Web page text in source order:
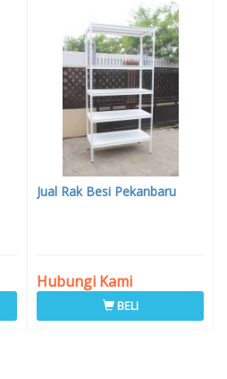
Jual Rak Besi Pekanbaru
Hubungi Kami
BELI